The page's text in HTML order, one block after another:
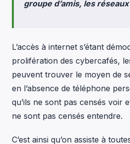
groupe d’amis, les
L’accès à internet s’étant
prolifération des cybercafés,
peuvent trouver le moyen de
en l’absence de téléphone
qu’ils ne sont pas censés voir
ne sont pas censés entendre.
C’est ainsi qu’on assiste à